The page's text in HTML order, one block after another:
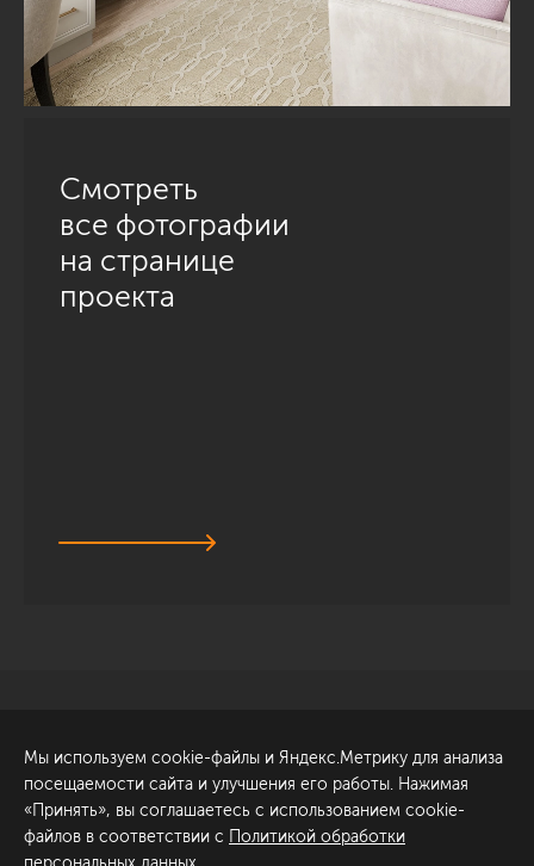
Смотреть
все фотографии
на странице
проекта
Обсудить проект
ул. Академика Павлова, 6
к1
+7 (812) 200-95-55
Мы используем cookie-файлы и Яндекс.Метрику для анализа
посещаемости сайта и улучшения его работы. Нажимая
«Принять», вы соглашаетесь с использованием cookie-
файлов в соответствии с Политикой обработки